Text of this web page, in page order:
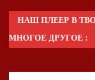
НАШ ПЛЕЕР В
МНОГОЕ ДРУГОЕ :